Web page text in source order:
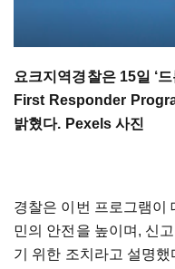
요크지역경찰은 15일 ‘
First Responder
밝혔다. Pexels 사진
경찰은 이번 프로그램이
민의 안전을 높이며, 신
기 위한 조치라고 설명